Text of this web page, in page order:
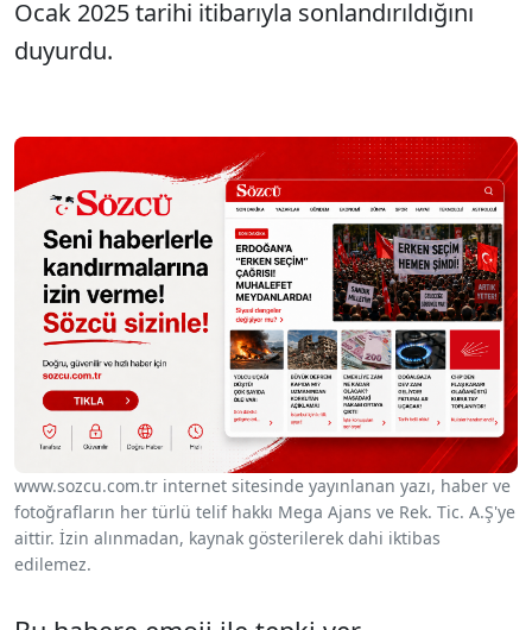
Ocak 2025 tarihi itibarıyla sonlandırıldığını
duyurdu.
www.sozcu.com.tr internet sitesinde yayınlanan yazı, haber ve
fotoğrafların her türlü telif hakkı Mega Ajans ve Rek. Tic. A.Ş'ye
aittir. İzin alınmadan, kaynak gösterilerek dahi iktibas
edilemez.